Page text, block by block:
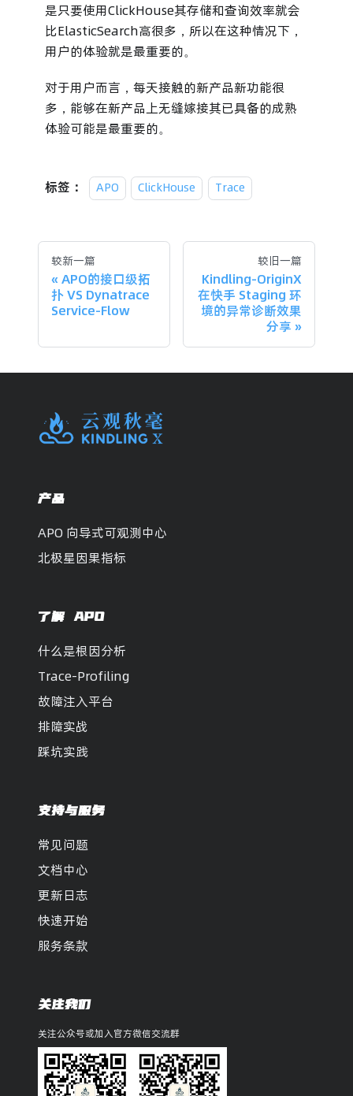
是只要使用ClickHouse其存储和查询效率就会
比ElasticSearch高很多，所以在这种情况下，
用户的体验就是最重要的。
对于用户而言，每天接触的新产品新功能很
多，能够在新产品上无缝嫁接其已具备的成熟
体验可能是最重要的。
标签： APO ClickHouse Trace
较新一篇
APO的接口级拓
扑 VS Dynatrace
Service-Flow
较旧一篇
Kindling-OriginX
在快手 Staging 环
境的异常诊断效果
分享
产品
APO 向导式可观测中心
北极星因果指标
了解 APO
什么是根因分析
Trace-Profiling
故障注入平台
排障实战
踩坑实践
支持与服务
常见问题
文档中心
更新日志
快速开始
服务条款
关注我们
关注公众号或加入官方微信交流群